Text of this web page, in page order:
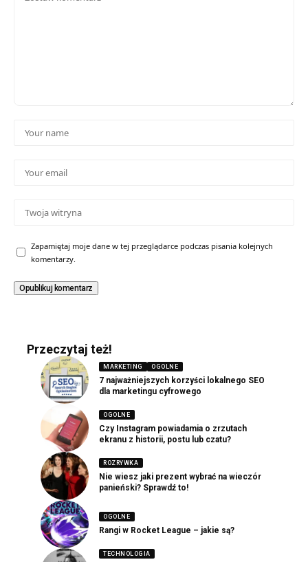
Zapamiętaj moje dane w tej przeglądarce podczas pisania kolejnych
komentarzy.
Przeczytaj też!
MARKETING OGOLNE
7 najważniejszych korzyści lokalnego SEO
dla marketingu cyfrowego
OGOLNE
Czy Instagram powiadamia o zrzutach
ekranu z historii, postu lub czatu?
ROZRYWKA
Nie wiesz jaki prezent wybrać na wieczór
panieński? Sprawdź to!
OGOLNE
Rangi w Rocket League – jakie są?
TECHNOLOGIA